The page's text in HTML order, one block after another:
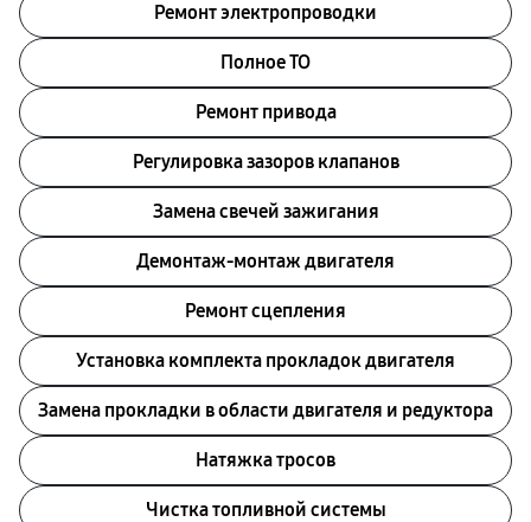
Ремонт электропроводки
Полное ТО
Ремонт привода
Регулировка зазоров клапанов
Замена свечей зажигания
Демонтаж-монтаж двигателя
Ремонт сцепления
Установка комплекта прокладок двигателя
Замена прокладки в области двигателя и редуктора
Натяжка тросов
Чистка топливной системы